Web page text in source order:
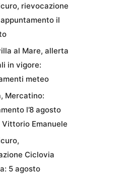
rievocazione
il
al Mare, allerta
in vigore:
meteo
Mercatino:
l’8 agosto
Vittorio Emanuele
Ciclovia
5 agosto